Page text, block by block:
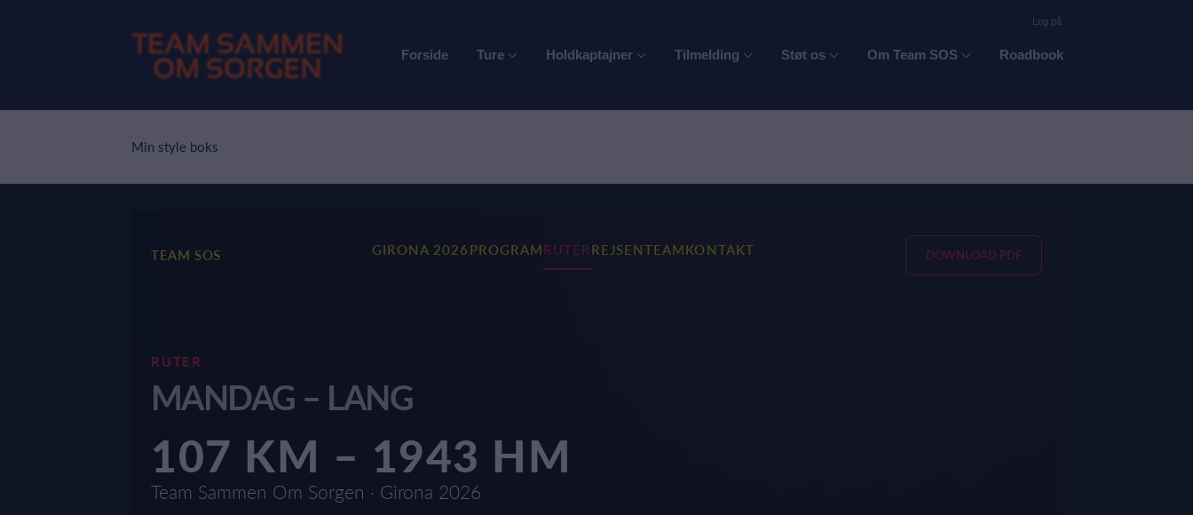
Log på
Forside Ture Holdkaptajner Tilmelding Støt os Om Team SOS Roadbook
Min style boks
TEAM SOS GIRONA 2026 PROGRAMRUTERREJSENTEAMKONTAKT DOWNLOAD PDF
RUTER
MANDAG – LANG
107 KM – 1943 HM
Team Sammen Om Sorgen · Girona 2026